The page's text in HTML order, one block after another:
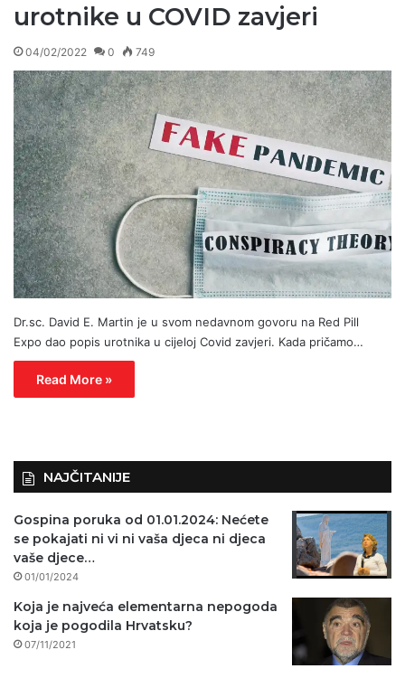
urotnike u COVID zavjeri
04/02/2022 0 749
Dr.sc. David E. Martin je u svom nedavnom govoru na Red Pill
Expo dao popis urotnika u cijeloj Covid zavjeri. Kada pričamo…
Read More »
NAJČITANIJE
Gospina poruka od 01.01.2024: Nećete
se pokajati ni vi ni vaša djeca ni djeca
vaše djece…
01/01/2024
Koja je najveća elementarna nepogoda
koja je pogodila Hrvatsku?
07/11/2021